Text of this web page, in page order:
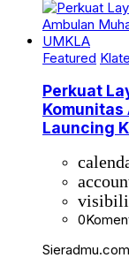
Featured
Perkuat
Komunitas
Launcing
0